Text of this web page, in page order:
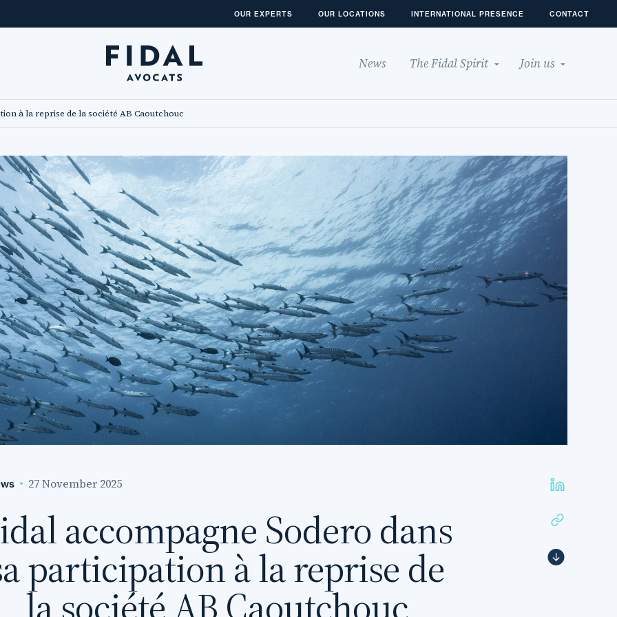
OUR EXPERTS OUR LOCATIONS INTERNATIONAL PRESENCE CONTACT
News The Fidal Spirit Join us
à la reprise de la société AB Caoutchouc
27 November 2025
accompagne Sodero dans
participation à la reprise de